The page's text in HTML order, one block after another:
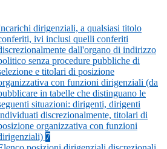
dirigenziali, a qualsiasi titolo
ivi inclusi quelli conferiti
dall'organo di indirizzo
senza procedure pubbliche di
e titolari di posizione
con funzioni dirigenziali (da
in tabelle che distinguano le
situazioni: dirigenti, dirigenti
discrezionalmente, titolari di
organizzativa con funzioni
7